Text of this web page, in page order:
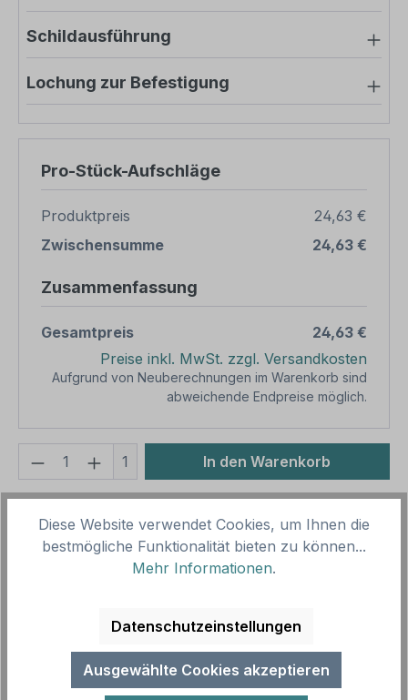
Schildausführung
Lochung zur Befestigung
Pro-Stück-Aufschläge
Produktpreis
24,63 €
Zwischensumme
24,63 €
Zusammenfassung
Gesamtpreis
24,63 €
Preise inkl. MwSt. zzgl. Versandkosten
Aufgrund von Neuberechnungen im Warenkorb sind
abweichende Endpreise möglich.
Produkt Anzahl: Gib den
1 In den Warenkorb
Vorlagenummer: HW-TS-56
Hochwertiges Schild für Pferdehöfe und Ställe –
Stallschilder werden nicht…Mehr
Diese Website verwendet Cookies, um Ihnen die
bestmögliche Funktionalität bieten zu können...
Mehr Informationen.
Datenschutzeinstellungen
Ausgewählte Cookies akzeptieren